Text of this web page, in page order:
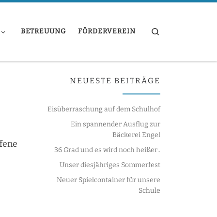
BETREUUNG FÖRDERVEREIN
NEUESTE BEITRÄGE
Eisüberraschung auf dem Schulhof
Ein spannender Ausflug zur
Bäckerei Engel
36 Grad und es wird noch heißer..
Unser diesjähriges Sommerfest
Neuer Spielcontainer für unsere
Schule